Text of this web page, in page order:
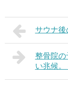
サウナ後
整骨院の
い兆候。